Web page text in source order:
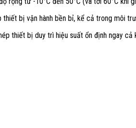
thiết bị vận hành bền bỉ, kể cả trong môi
thiết bị duy trì hiệu suất ổn định ngay